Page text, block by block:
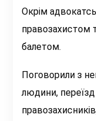
Окрім
правозахистом
балетом.
Поговорили з
людини,